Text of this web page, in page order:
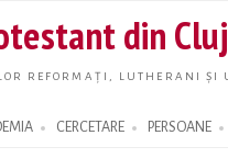
main
content
din
REFORMAȚI, LUTHERANI
CERCETARE PERSOANE